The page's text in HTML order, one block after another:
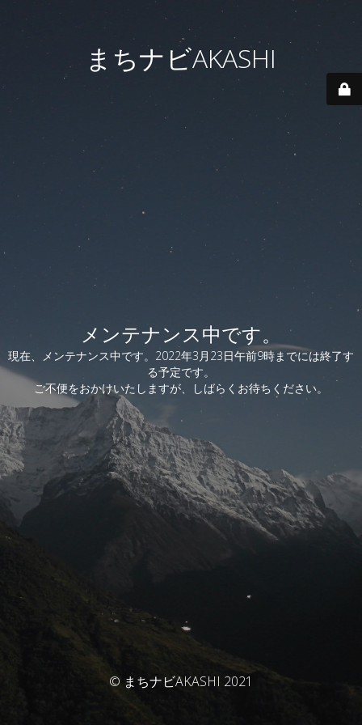
まちナビAKASHI
メンテナンス中です。
現在、メンテナンス中です。2022年3月23日午前9時までには終了す
る予定です。
ご不便をおかけいたしますが、しばらくお待ちください。
© まちナビAKASHI 2021